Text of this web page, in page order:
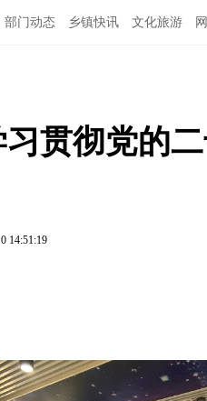
部门动态 乡镇快讯 文化旅游
贯彻党的
14:51:19